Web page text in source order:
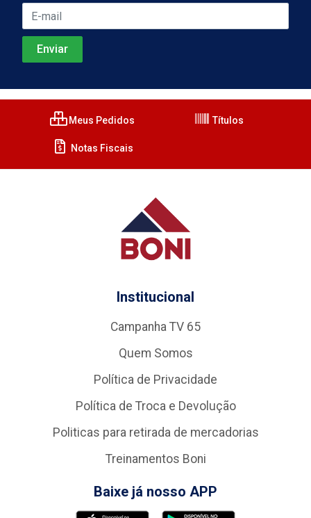
Meus Pedidos Títulos
Notas Fiscais
Institucional
Campanha TV 65
Quem Somos
Política de Privacidade
Política de Troca e Devolução
Politicas para retirada de mercadorias
Treinamentos Boni
Baixe já nosso APP